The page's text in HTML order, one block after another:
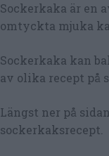
Sockerkaka är en
omtyckta mjuka
Sockerkaka kan
av olika recept på
Längst ner på
sockerkaksrecept.